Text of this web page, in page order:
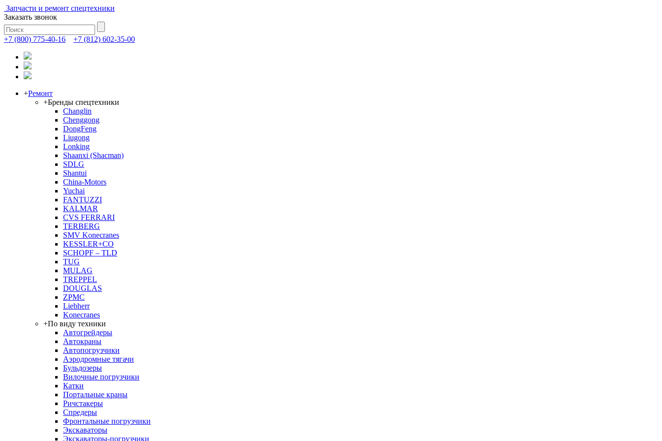
Запчасти и ремонт спецтехники
Заказать звонок
+7 (800) 775-40-16 +7 (812) 602-35-00
+Ремонт
+Бренды спецтехники
Changlin
Chenggong
DongFeng
Liugong
Lonking
Shaanxi (Shacman)
SDLG
Shantui
China-Motors
Yuchai
FANTUZZI
KALMAR
CVS FERRARI
TERBERG
SMV Konecranes
KESSLER+CO
SCHOPF – TLD
TUG
MULAG
TREPPEL
DOUGLAS
ZPMC
Liebherr
Konecranes
+По виду техники
Автогрейдеры
Автокраны
Автопогрузчики
Аэродромные тягачи
Бульдозеры
Вилочные погрузчики
Катки
Портальные краны
Ричстакеры
Спредеры
Фронтальные погрузчики
Экскаваторы
Экскаваторы-погрузчики